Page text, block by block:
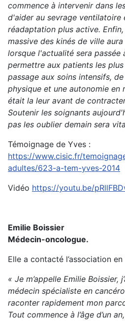
commence à intervenir dans
d'aider au sevrage ventilatoire
réadaptation plus active.
massive des kinés de ville
lorsque l'actualité sera passée
permettre aux patients les
passage aux soins intensifs,
physique et une autonomie
était la leur avant de
Soutenir les soignants
pas les oublier demain sera
Témoignage de Yves :
https://www.cisic.fr/
adultes/623-a-tem-yves-2014
Vidéo https://youtu.be/
Emilie Boissier
Médecin-oncologue.
Elle a contacté l’association
« Je m’appelle Emilie Boissier,
médecin spécialiste en
raconter rapidement mon
Tout commence à l’âge d’un